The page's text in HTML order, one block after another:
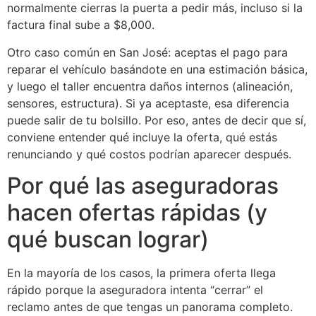
normalmente cierras la puerta a pedir más, incluso si la
factura final sube a $8,000.
Otro caso común en San José: aceptas el pago para
reparar el vehículo basándote en una estimación básica,
y luego el taller encuentra daños internos (alineación,
sensores, estructura). Si ya aceptaste, esa diferencia
puede salir de tu bolsillo. Por eso, antes de decir que sí,
conviene entender qué incluye la oferta, qué estás
renunciando y qué costos podrían aparecer después.
Por qué las aseguradoras
hacen ofertas rápidas (y
qué buscan lograr)
En la mayoría de los casos, la primera oferta llega
rápido porque la aseguradora intenta “cerrar” el
reclamo antes de que tengas un panorama completo.